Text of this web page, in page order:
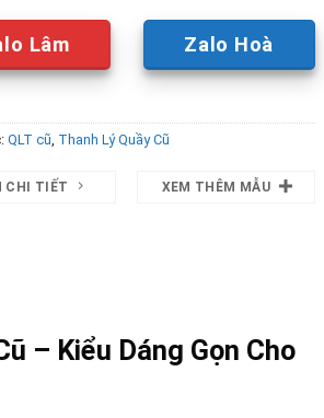
Lâm Zalo Hoà
QLT cũ Thanh Lý Quầy Cũ
CHI TIẾT XEM THÊM MẪU
– Kiểu Dáng Gọn Cho